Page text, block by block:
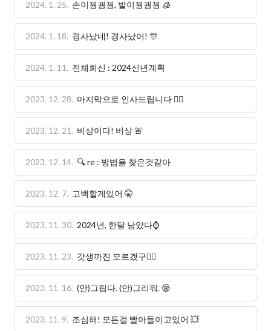
2024. 1. 25. 손이꿩꿩꿩, 발이꿩꿩꿩 🧊
2024. 1. 18. 경사났네! 경사났어! 🎊
2024. 1. 11. 전체회신 : 2024신년계획
2023. 12. 28. 마지막으로 인사드립니다 🙇‍♂️
2023. 12. 21. 비상이다! 비상 🚨
2023. 12. 14. 🔍 re : 방법을 찾은것같아
2023. 12. 7. 고백할게있어 🤫
2023. 11. 30. 2024년, 한달 남았다⌚️
2023. 11. 23. 갓생까진 모르겠구🤦‍♂️
2023. 11. 16. (안)그립다. (안)그리워. 😪
2023. 11. 9. 조심해! 모든걸 빨아들이고있어 💥